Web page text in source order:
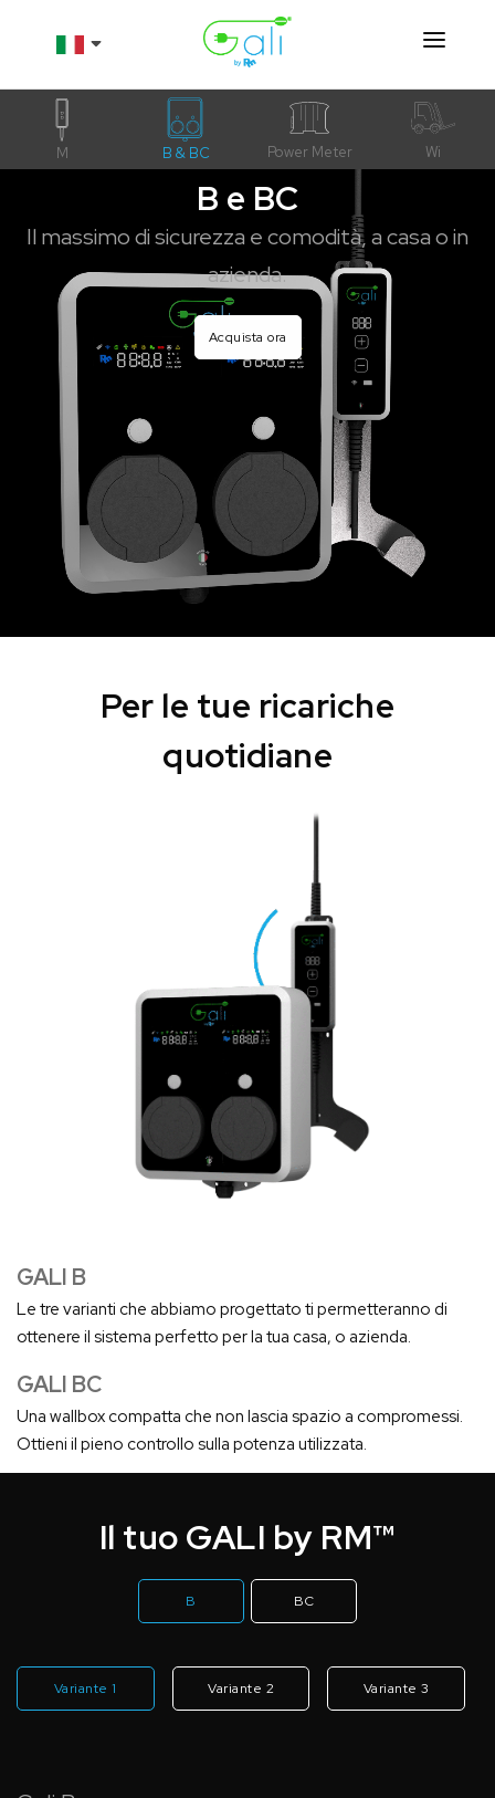
Prodotti
Chi siamo
Contatti
Shop
M B & BC Power Meter Wi
B e BC
Il massimo di sicurezza e comodità, a casa o in
azienda.
Acquista ora
Per le tue ricariche
quotidiane
GALI B
Le tre varianti che abbiamo progettato ti permetteranno di
ottenere il sistema perfetto per la tua casa, o azienda.
GALI BC
Una wallbox compatta che non lascia spazio a compromessi.
Ottieni il pieno controllo sulla potenza utilizzata.
Il tuo GALI by RM™
B BC
Variante 1 Variante 2 Variante 3